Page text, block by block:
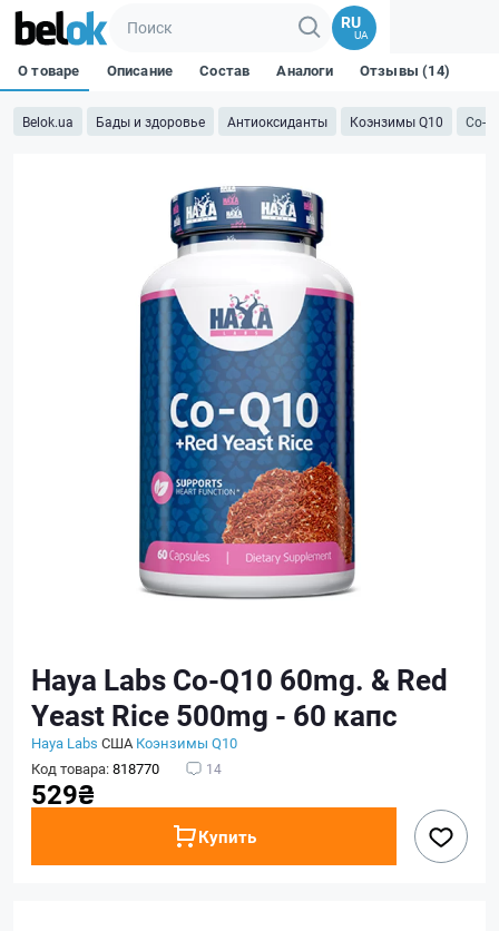
RU
UA
Belok.ua Бады и здоровье Антиоксиданты Коэнзимы Q10 Co-
О товаре Описание Состав Аналоги Отзывы (14)
Haya Labs Co-Q10 60mg. & Red
Yeast Rice 500mg - 60 капс
Haya Labs США Коэнзимы Q10
Код товара:818770 14
529₴
Купить